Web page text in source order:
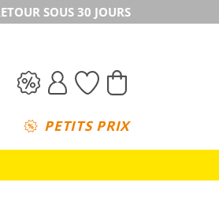
SOUS 30 JOURS
PETITS PRIX